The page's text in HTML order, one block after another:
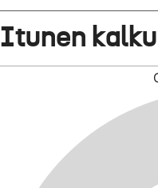
Itunen